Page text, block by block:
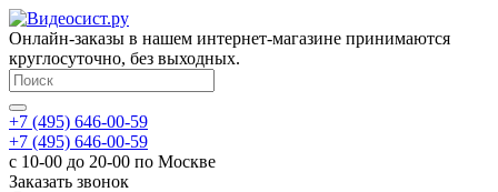
Онлайн-заказы в нашем интернет-магазине принимаются
круглосуточно, без выходных.
+7 (495) 646-00-59
+7 (495) 646-00-59
с 10-00 до 20-00 по Москве
Заказать звонок